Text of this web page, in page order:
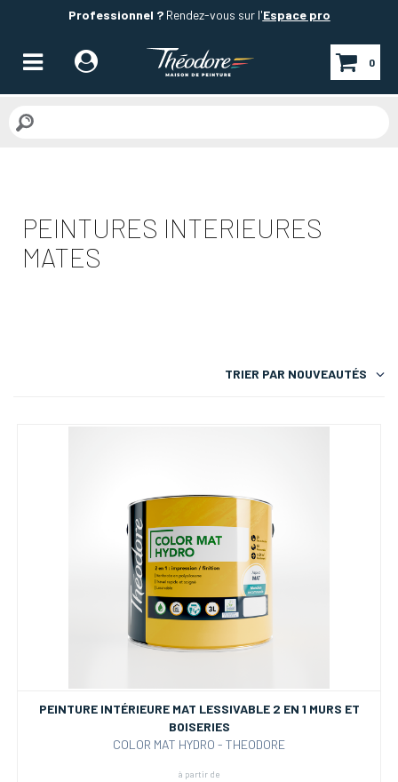
Professionnel ?Rendez-vous sur l'Espace pro
0
PEINTURES INTERIEURES
MATES
TRIER PAR NOUVEAUTÉS
PEINTURE INTÉRIEURE MAT LESSIVABLE 2 EN 1 MURS ET
BOISERIES
COLOR MAT HYDRO - THEODORE
à partir de